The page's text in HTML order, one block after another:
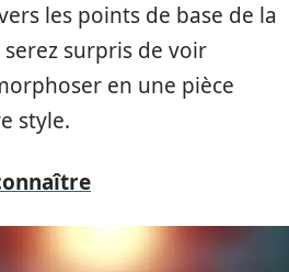
les points de base de la
surpris de voir
en une pièce
style.